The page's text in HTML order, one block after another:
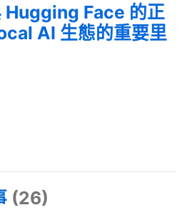
Face 的正
AI 生態的重要里
(26)